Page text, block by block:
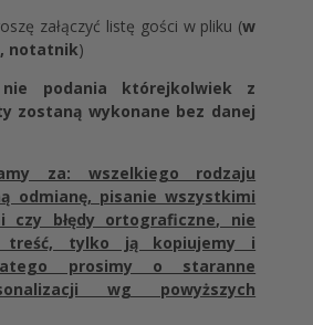
załączyć listę gości w pliku (w
notatnik)
podania którejkolwiek z
zostaną wykonane bez danej
za: wszelkiego rodzaju
odmianę, pisanie wszystkimi
czy błędy ortograficzne, nie
treść, tylko ją kopiujemy i
prosimy o staranne
wg powyższych